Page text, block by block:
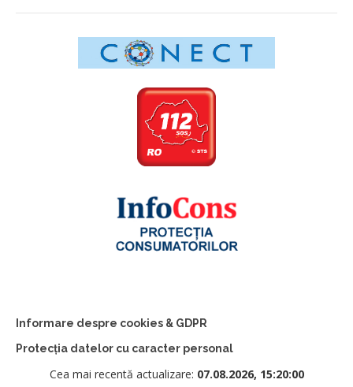
Informare despre cookies & GDPR
Protecția datelor cu caracter personal
Cea mai recentă actualizare: 07.08.2026, 15:20:00